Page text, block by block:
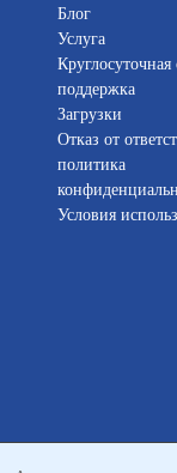
Блог
Услуга
Круглосуточная
поддержка
Загрузки
Отказ от
политика
Условия